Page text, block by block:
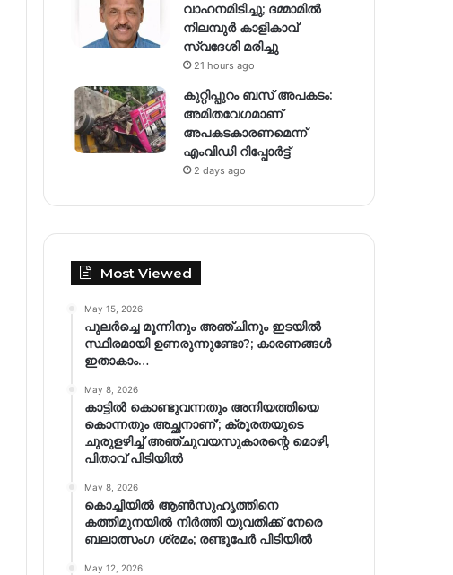
വാഹനമിടിച്ചു; ദമ്മാമിൽ
നിലമ്പുർ കാളികാവ്
സ്വദേശി മരിച്ചു
21 hours ago
കുറ്റിപ്പുറം ബസ് അപകടം:
അമിതവേഗമാണ്
അപകടകാരണമെന്ന്
എംവിഡി റിപ്പോർട്ട്
2 days ago
Most Viewed
May 15, 2026
പുലർച്ചെ മൂന്നിനും അഞ്ചിനും ഇടയിൽ
സ്ഥിരമായി ഉണരുന്നുണ്ടോ?; കാരണങ്ങള്‍
ഇതാകാം…
May 8, 2026
കാട്ടിൽ കൊണ്ടുവന്നതും അനിയത്തിയെ
കൊന്നതും അച്ഛനാണ്’; ക്രൂരതയുടെ
ചുരുളഴിച്ച് അഞ്ചുവയസുകാരന്റെ മൊഴി,
പിതാവ് പിടിയിൽ
May 8, 2026
കൊച്ചിയിൽ ആൺസുഹൃത്തിനെ
കത്തിമുനയിൽ നിർത്തി യുവതിക്ക് നേരെ
ബലാത്സംഗ​ ശ്രമം; രണ്ടുപേർ പിടിയിൽ
May 12, 2026